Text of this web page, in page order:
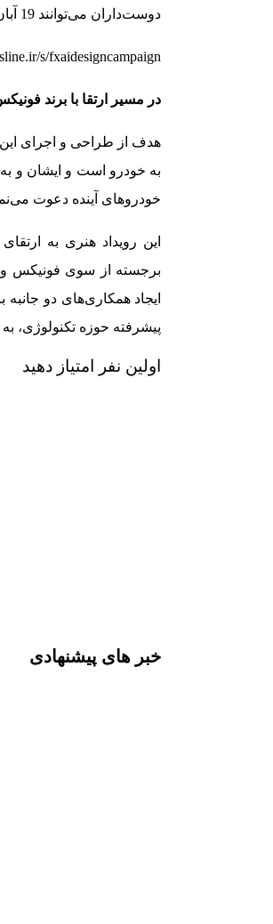
دوست‌داران می‌توانند 19 آبان تا 16 آذر با مراجعه به آدرس ذیل، در این کمپین شرکت نمایند:
s/fxaidesigncampaign
در مسیر ارتقا با برند
هدف از طراحی و اجرای این
به خودرو است و ایشان و
خودروهای آینده دعوت
این رویداد هنری به
برجسته از سوی فونیکس و
ایجاد همکاری‌های دو
پیشرفته حوزه تکنولوژی،
اولین نفر امتیاز دهید
خبر های پیشنهادی